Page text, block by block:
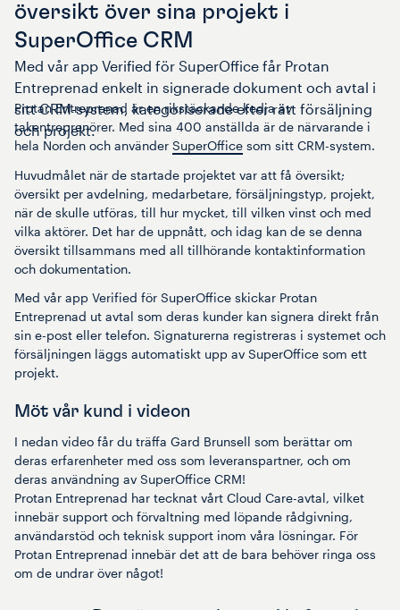
översikt över sina projekt i
SuperOffice CRM
Med vår app Verified för SuperOffice får Protan
Entreprenad enkelt in signerade dokument och avtal i
sitt CRM-system, kategoriserade efter rätt försäljning
och projekt.
Protan Entreprenad är en rikstäckande kedja av
takentreprenörer. Med sina 400 anställda är de närvarande i
hela Norden och använder SuperOffice som sitt CRM-system.
Huvudmålet när de startade projektet var att få översikt;
översikt per avdelning, medarbetare, försäljningstyp, projekt,
när de skulle utföras, till hur mycket, till vilken vinst och med
vilka aktörer. Det har de uppnått, och idag kan de se denna
översikt tillsammans med all tillhörande kontaktinformation
och dokumentation.
Med vår app Verified för SuperOffice skickar Protan
Entreprenad ut avtal som deras kunder kan signera direkt från
sin e-post eller telefon. Signaturerna registreras i systemet och
försäljningen läggs automatiskt upp av SuperOffice som ett
projekt.
Möt vår kund i videon
I nedan video får du träffa Gard Brunsell som berättar om
deras erfarenheter med oss som leveranspartner, och om
deras användning av SuperOffice CRM!
Protan Entreprenad har tecknat vårt Cloud Care-avtal, vilket
innebär support och förvaltning med löpande rådgivning,
användarstöd och teknisk support inom våra lösningar. För
Protan Entreprenad innebär det att de bara behöver ringa oss
om de undrar över något!